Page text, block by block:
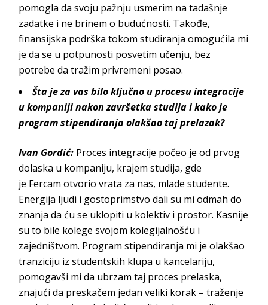
pomogla da svoju pažnju usmerim na tadašnje
zadatke i ne brinem o budućnosti. Takođe,
finansijska podrška tokom studiranja omogućila mi
je da se u potpunosti posvetim učenju, bez
potrebe da tražim privremeni posao.
Šta je za vas bilo ključno u procesu integracije
u kompaniji nakon završetka studija i kako je
program stipendiranja olakšao taj prelazak?
Ivan Gordić: Proces integracije počeo je od prvog
dolaska u kompaniju, krajem studija, gde
je Fercam otvorio vrata za nas, mlade studente.
Energija ljudi i gostoprimstvo dali su mi odmah do
znanja da ću se uklopiti u kolektiv i prostor. Kasnije
su to bile kolege svojom kolegijalnošću i
zajedništvom. Program stipendiranja mi je olakšao
tranziciju iz studentskih klupa u kancelariju,
pomogavši mi da ubrzam taj proces prelaska,
znajući da preskačem jedan veliki korak – traženje